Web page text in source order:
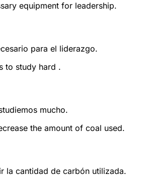
equipment for leadership.
para el liderazgo.
to study hard .
mucho.
the amount of coal used.
la cantidad de carbón utilizada.